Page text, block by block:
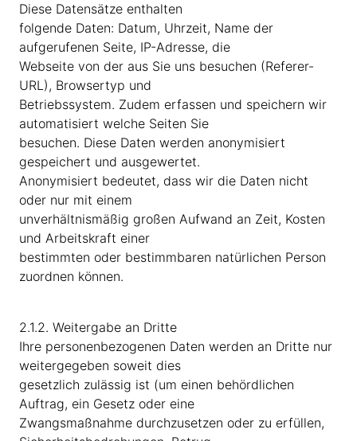
Diese Datensätze enthalten
folgende Daten: Datum, Uhrzeit, Name der
aufgerufenen Seite, IP-Adresse, die
Webseite von der aus Sie uns besuchen (Referer-
URL), Browsertyp und
Betriebssystem. Zudem erfassen und speichern wir
automatisiert welche Seiten Sie
besuchen. Diese Daten werden anonymisiert
gespeichert und ausgewertet.
Anonymisiert bedeutet, dass wir die Daten nicht
oder nur mit einem
unverhältnismäßig großen Aufwand an Zeit, Kosten
und Arbeitskraft einer
bestimmten oder bestimmbaren natürlichen Person
zuordnen können.
2.1.2. Weitergabe an Dritte
Ihre personenbezogenen Daten werden an Dritte nur
weitergegeben soweit dies
gesetzlich zulässig ist (um einen behördlichen
Auftrag, ein Gesetz oder eine
Zwangsmaßnahme durchzusetzen oder zu erfüllen,